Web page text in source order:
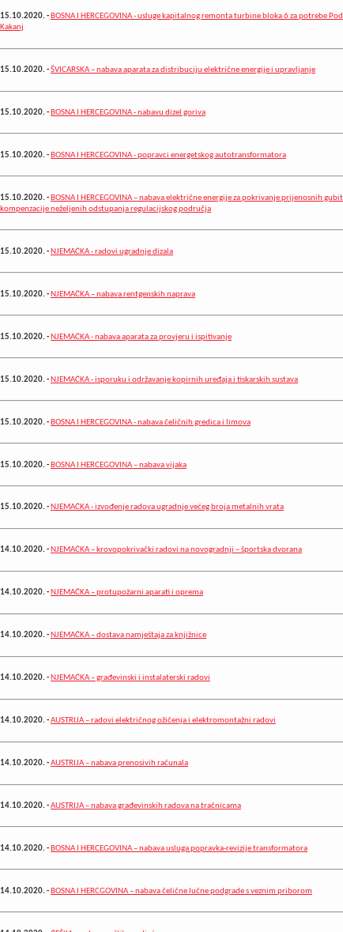
15.10.2020.- BOSNA I HERCEGOVINA - usluge kapitalnog remonta turbine bloka 6 za potrebe
Kakanj
15.10.2020.-ŠVICARSKA – nabava aparata za distribuciju električne energije i upravljanje
15.10.2020.- BOSNA I HERCEGOVINA - nabavu dizel goriva
15.10.2020.- BOSNA I HERCEGOVINA - popravci energetskog autotransformatora
15.10.2020.- BOSNA I HERCEGOVINA – nabava električne energije za pokrivanje prijenosnih
kompenzacije neželjenih odstupanja regulacijskog područja
15.10.2020.- NJEMAČKA - radovi ugradnje dizala
15.10.2020.- NJEMAČKA – nabava rentgenskih naprava
15.10.2020.- NJEMAČKA - nabava aparata za provjeru i ispitivanje
15.10.2020.- NJEMAČKA - isporuku i održavanje kopirnih uređaja i tiskarskih sustava
15.10.2020.- BOSNA I HERCEGOVINA - nabava čeličnih gredica i limova
15.10.2020.- BOSNA I HERCEGOVINA – nabava vijaka
15.10.2020.-NJEMAČKA - izvođenje radova ugradnje većeg broja metalnih vrata
14.10.2020.-NJEMAČKA – krovopokrivački radovi na novogradnji – športska dvorana
14.10.2020.-NJEMAČKA – protupožarni aparati i oprema
14.10.2020.-NJEMAČKA – dostava namještaja za knjižnice
14.10.2020.- NJEMAČKA – građevinski i instalaterski radovi
14.10.2020.-AUSTRIJA – radovi električnog ožičenja i elektromontažni radovi
14.10.2020.-AUSTRIJA – nabava prenosivih računala
14.10.2020.-AUSTRIJA – nabava građevinskih radova na tračnicama
14.10.2020.- BOSNA I HERCEGOVINA – nabava usluga popravka-revizije transformatora
14.10.2020.- BOSNA I HERCGOVINA – nabava čelične lučne podgrade s veznim priborom